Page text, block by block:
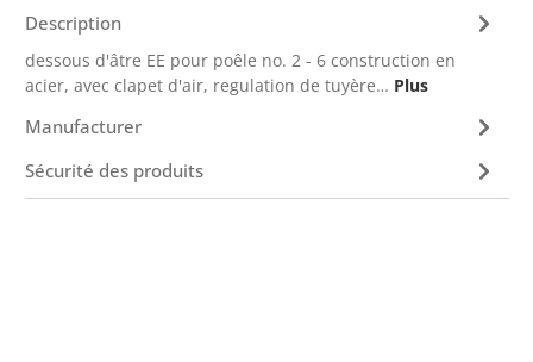
Description
dessous d'âtre EE pour poêle no. 2 - 6 construction en
acier, avec clapet d'air, regulation de tuyère… Plus
Manufacturer
Sécurité des produits